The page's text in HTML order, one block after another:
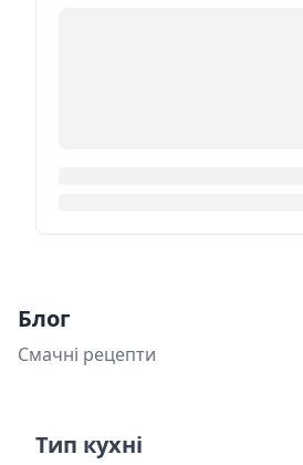
Блог
Смачні рецепти
Тип кухні